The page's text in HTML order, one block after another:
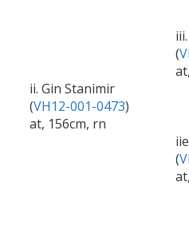
ii. Gin Stanimir
(VH12-001-0473)
at, 156cm, rn
(
(